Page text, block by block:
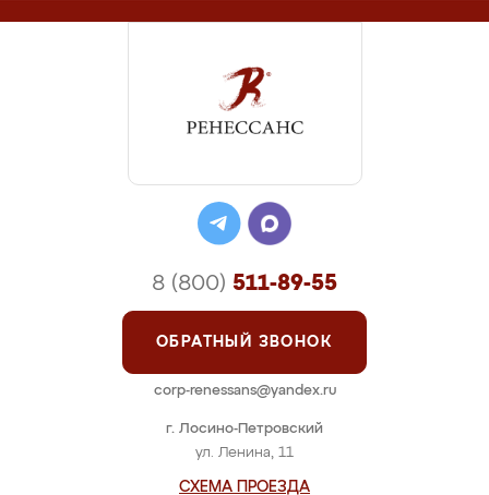
г. Лосино-Петровский
ул. Ленина, 11
СХЕМА ПРОЕЗДА
8 (800) 511-89-55
ОБРАТНЫЙ ЗВОНОК
corp-renessans@yandex.ru